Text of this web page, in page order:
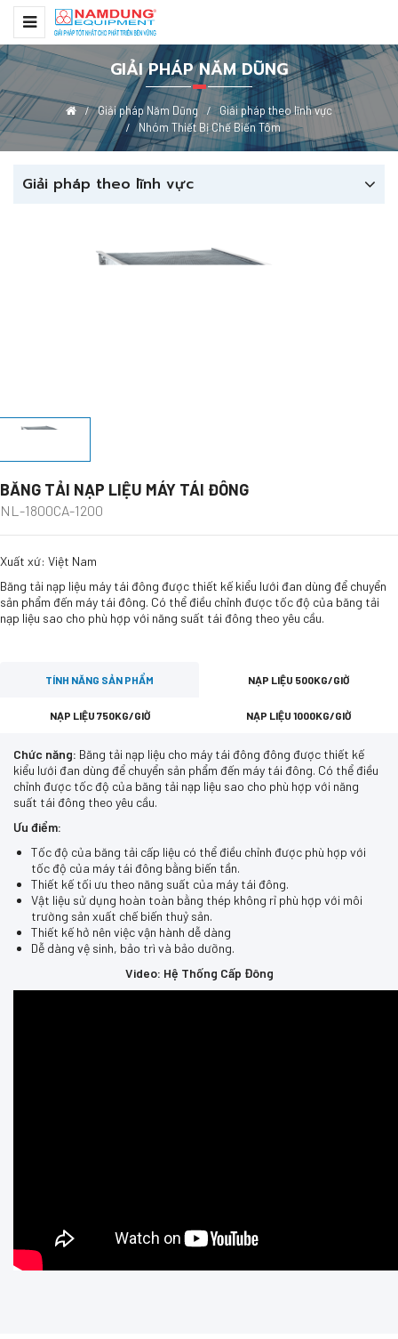
GIẢI PHÁP NĂM DŨNG
Giải pháp Năm Dũng
Giải pháp theo lĩnh vực
Nhóm Thiết Bị Chế Biến Tôm
Giải pháp theo lĩnh vực
BĂNG TẢI NẠP LIỆU MÁY TÁI ĐÔNG
NL-1800CA-1200
Xuất xứ: Việt Nam
Băng tải nạp liệu máy tái đông được thiết kế kiểu lưới đan dùng để chuyển
sản phẩm đến máy tái đông. Có thể điều chỉnh được tốc độ của băng tải
nạp liệu sao cho phù hợp với năng suất tái đông theo yêu cầu.
TÍNH NĂNG SẢN PHẨM NẠP LIỆU 500KG/GIỜ
NẠP LIỆU 750KG/GIỜ NẠP LIỆU 1000KG/GIỜ
Chức năng: Băng tải nạp liệu cho máy tái đông đông được thiết kế
kiểu lưới đan dùng để chuyển sản phẩm đến máy tái đông. Có thể điều
chỉnh được tốc độ của băng tải nạp liệu sao cho phù hợp với năng
suất tái đông theo yêu cầu.
Ưu điểm:
Tốc độ của băng tải cấp liệu có thể điều chỉnh được phù hợp với
tốc độ của máy tái đông bằng biến tần.
Thiết kế tối ưu theo năng suất của máy tái đông.
Vật liệu sử dụng hoàn toàn bằng thép không rỉ phù hợp với môi
trường sản xuất chế biến thuỷ sản.
Thiết kế hở nên việc vận hành dễ dàng
Dễ dàng vệ sinh, bảo trì và bảo dưỡng.
Video: Hệ Thống Cấp Đông